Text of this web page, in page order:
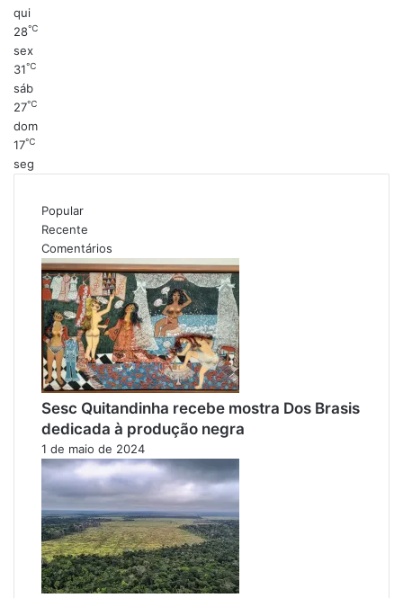
qui
28℃
sex
31℃
sáb
27℃
dom
17℃
seg
Popular
Recente
Comentários
Sesc Quitandinha recebe mostra Dos Brasis
dedicada à produção negra
1 de maio de 2024